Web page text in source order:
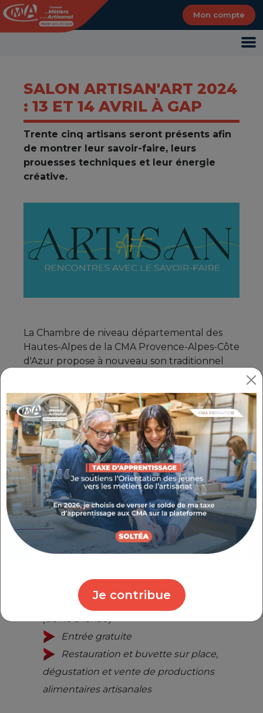
Mon compte
Je contribue
SALON ARTISAN'ART 2024
: 13 ET 14 AVRIL À GAP
Trente cinq artisans seront présents afin
de montrer leur savoir-faire, leurs
prouesses techniques et leur énergie
créative.
La Chambre de niveau départemental des
Hautes-Alpes de la CMA Provence-Alpes-Côte
d'Azur propose à nouveau son traditionnel
incontournable se déroulera, comme chaque
année, au Quattro à Gap, les13 et 14 avril
2024.
Le salon en chiffres› 35 artisans d'art › 5
artisans de l'alimentaire › 2 défilés de
mode › 3000 visiteurs en 2023 › une
démonstration de taille de pierre ›
expositions de voitures de collection >
démonstration de forge > présence d'un
remouleur
Horaires & services : Samedi > 14h-19h
(défilé à 17h30) / Dimanche > 10h-19h
(défilé à 15h30)
Entrée gratuite
Restauration et buvette sur place,
dégustation et vente de productions
alimentaires artisanales
Panneau de gestion des cookies